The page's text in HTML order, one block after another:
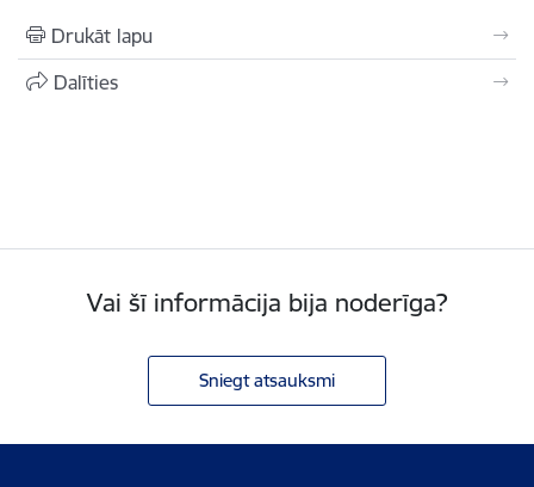
Drukāt lapu
Dalīties
Vai šī informācija bija noderīga?
Sniegt atsauksmi